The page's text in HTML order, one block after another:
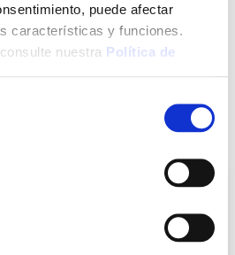
puede afectar
características y funciones.
nuestra Política de
+ INFO